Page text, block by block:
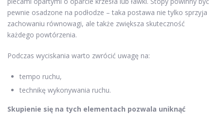
pewnie osadzone na podłodze – taka postawa nie tylko sprzyja
zachowaniu równowagi, ale także zwiększa skuteczność
każdego powtórzenia.
Podczas wyciskania warto zwrócić uwagę na:
tempo ruchu,
technikę wykonywania ruchu.
Skupienie się na tych elementach pozwala uniknąć